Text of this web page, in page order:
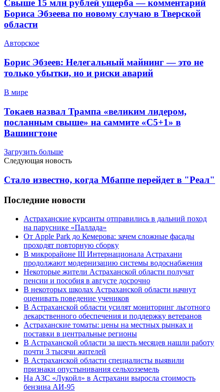
Свыше 15 млн рублей ущерба — комментарий
Бориса Эбзеева по новому случаю в Тверской
области
Авторское
Борис Эбзеев: Нелегальный майнинг — это не
только убытки, но и риски аварий
В мире
Токаев назвал Трампа «великим лидером,
посланным свыше» на саммите «C5+1» в
Вашингтоне
Загрузить больше
Следующая новость
Стало известно, когда Мбаппе перейдет в "Реал"
Последние новости
Астраханские курсанты отправились в дальний поход
на паруснике «Паллада»
От Apple Park до Кемерова: зачем сложные фасады
проходят повторную сборку
В микрорайоне III Интернационала Астрахани
продолжают модернизацию системы водоснабжения
Некоторые жители Астраханской области получат
пенсии и пособия в августе досрочно
В некоторых школах Астраханской области начнут
оценивать поведение учеников
В Астраханской области усилят мониторинг льготного
лекарственного обеспечения и поддержку ветеранов
Астраханские томаты: цены на местных рынках и
поставки в центральные регионы
В Астраханской области за шесть месяцев нашли работу
почти 3 тысячи жителей
В Астраханской области специалисты выявили
признаки опустынивания сельхозземель
На АЗС «Лукойл» в Астрахани выросла стоимость
бензина АИ-95